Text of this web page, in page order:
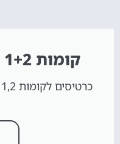
קומות 1+2 + מעלית לפסגה